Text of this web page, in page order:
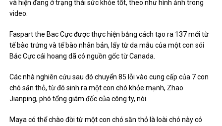
và hiện đang ở trạng thái sức khỏe tốt, theo như hình ảnh trong
video.
Faspart the Bac Cực được thực hiện bằng cách tạo ra 137 mới từ
tế bào trứng và tế bào nhân bản, lấy từ da mẫu của một con sói
Bắc Cực cái hoang dã có nguồn gốc từ Canada.
Các nhà nghiên cứu sau đó chuyển 85 lỗi vào cung cấp của 7 con
chó săn thỏ, từ đó sinh ra một con chó khỏe mạnh, Zhao
Jianping, phó tổng giám đốc của công ty, nói.
Maya có thể chào đời từ một con chó săn thỏ là loài chó này có